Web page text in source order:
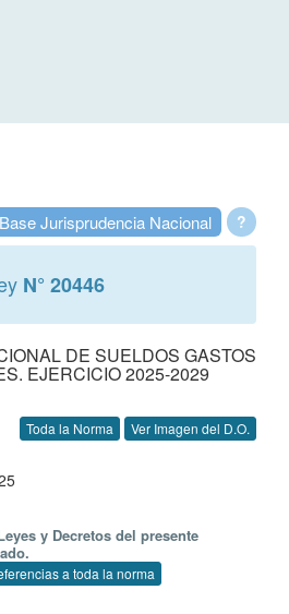
?
Jurisprudencia Nacional
N° 20446
DE SUELDOS GASTOS
EJERCICIO 2025-2029
Toda la Norma Ver Imagen del D.O.
y Decretos del presente
a toda la norma